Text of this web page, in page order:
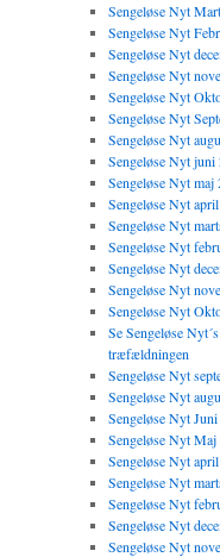
Sengeløse Nyt
Sengeløse Nyt
Sengeløse Nyt
Sengeløse Nyt
Sengeløse Nyt
Sengeløse Nyt
Sengeløse Nyt
Sengeløse Nyt juni
Sengeløse Nyt maj
Sengeløse Nyt
Sengeløse Nyt
Sengeløse Nyt
Sengeløse Nyt
Sengeløse Nyt
Sengeløse Nyt
Se Sengeløse
træfældningen
Sengeløse Nyt
Sengeløse Nyt
Sengeløse Nyt
Sengeløse Nyt Maj
Sengeløse Nyt
Sengeløse Nyt
Sengeløse Nyt
Sengeløse Nyt
Sengeløse Nyt